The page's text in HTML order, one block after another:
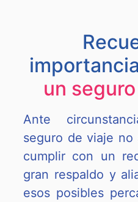
importancia
un
Ante
seguro de viaje no
cumplir con un
gran respaldo y
esos posibles